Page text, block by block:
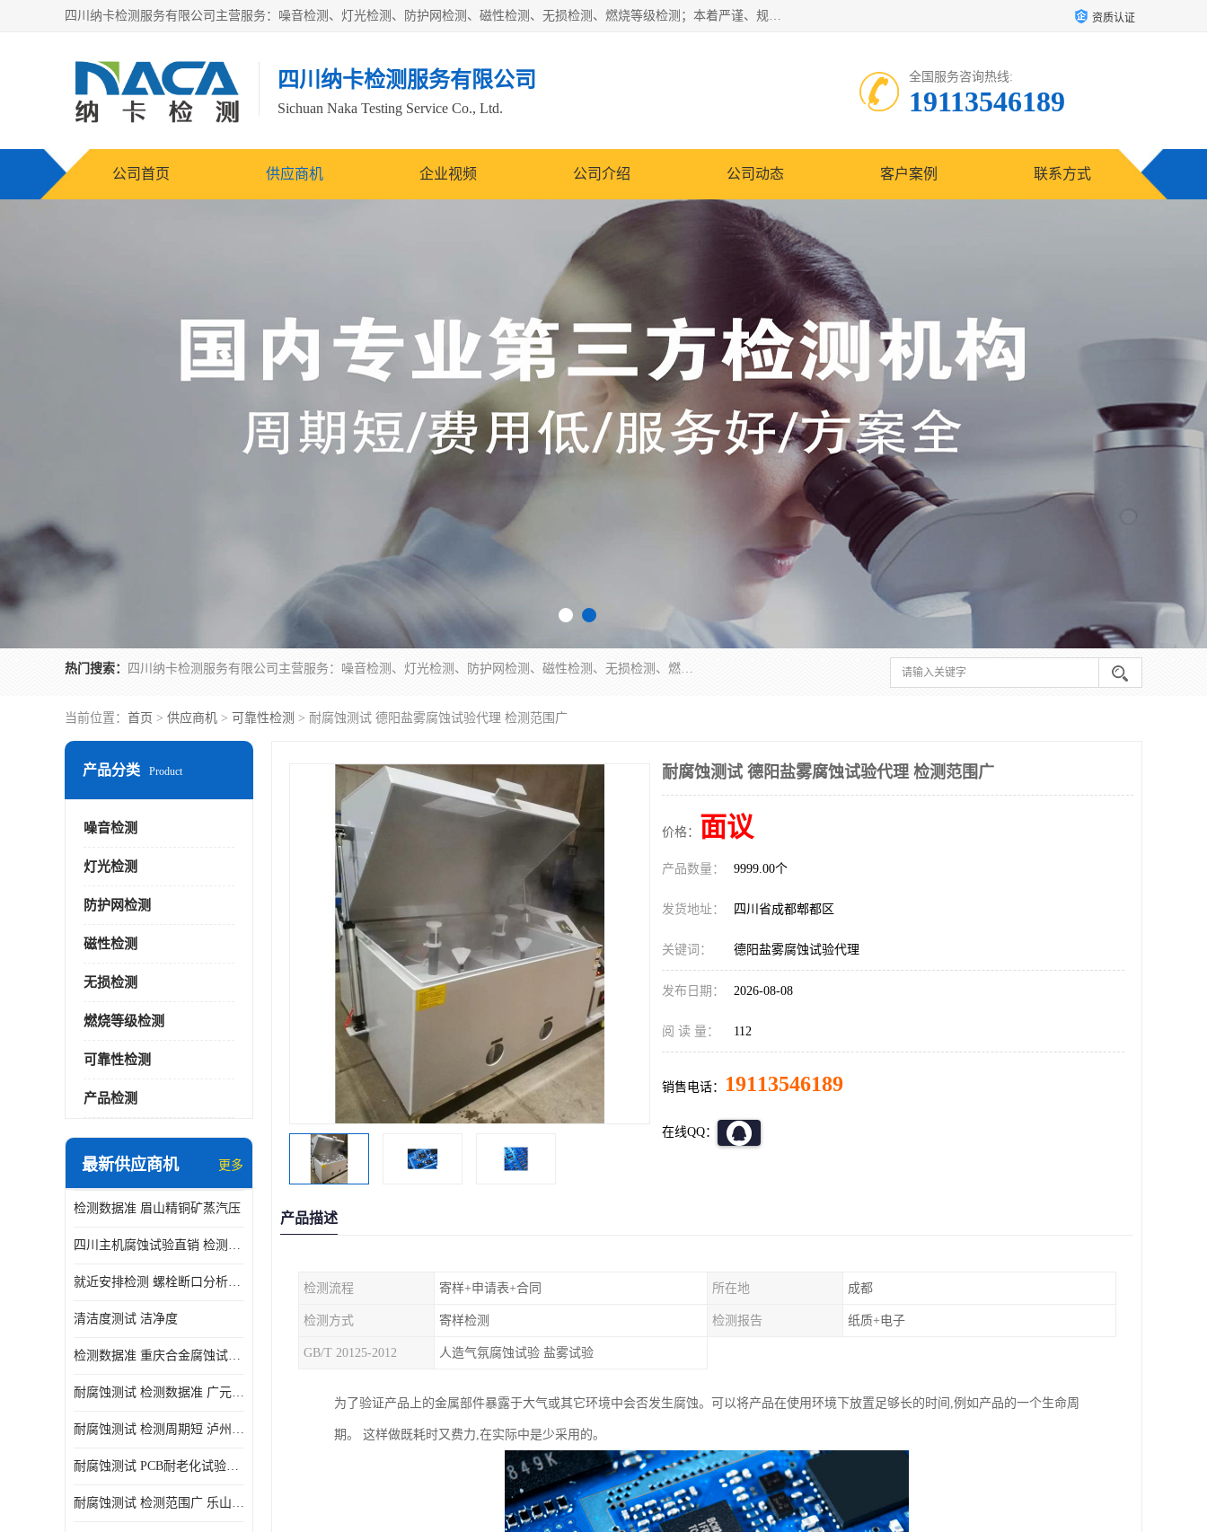
四川纳卡检测服务有限公司主营服务：噪音检测、灯光检测、防护网检测、磁性检测、无损检测、燃烧等级检测；本着严谨、规范的态度严格执行国家现行标准、规范及规程，奉行“科学公正、准确、持续改进、诚信服务”的企业价值和“科学、信誉、服务”的企业宗旨，竭诚为广大客户服务。 资质认证
四川纳卡检测服务有限公司
Sichuan Naka Testing Service Co., Ltd.
全国服务咨询热线:
19113546189
公司首页 供应商机 企业视频 公司介绍 公司动态 客户案例 联系方式
热门搜索： 四川纳卡检测服务有限公司主营服务：噪音检测、灯光检测、防护网检测、磁性检测、无损检测、燃烧等级检测；本着严谨、规范的态度严格执行国家现行标准、规范及规程，奉行“科学公正、准确、持续改进、诚信服务”的企业价值和“科学、信誉、服务”的企业宗旨，竭诚为广大客户服务。
当前位置： 首页 > 供应商机 > 可靠性检测 > 耐腐蚀测试 德阳盐雾腐蚀试验代理 检测范围广
产品分类 Product
噪音检测
灯光检测
防护网检测
磁性检测
无损检测
燃烧等级检测
可靠性检测
产品检测
最新供应商机 更多
检测数据准 眉山精铜矿蒸汽压
四川主机腐蚀试验直销 检测数据准
就近安排检测 螺栓断口分析公司 断裂失效分析
清洁度测试 洁净度
检测数据准 重庆合金腐蚀试验厂商
耐腐蚀测试 检测数据准 广元家电腐蚀试验
耐腐蚀测试 检测周期短 泸州仪器仪表盐雾试验
耐腐蚀测试 PCB耐老化试验供应 就近安排检测
耐腐蚀测试 检测范围广 乐山腐蚀试验供应
耐腐蚀测试 德阳盐雾腐蚀试验代理 检测范围广
价格： 面议
产品数量： 9999.00个
发货地址： 四川省成都郫都区
关键词： 德阳盐雾腐蚀试验代理
发布日期： 2026-08-08
阅 读 量： 112
销售电话： 19113546189
在线QQ：
产品描述
检测流程 寄样+申请表+合同 所在地 成都
检测方式 寄样检测 检测报告 纸质+电子
GB/T 20125-2012 人造气氛腐蚀试验 盐雾试验
为了验证产品上的金属部件暴露于大气或其它环境中会否发生腐蚀。可以将产品在使用环境下放置足够长的时间,例如产品的一个生命周
期。 这样做既耗时又费力,在实际中是少采用的。